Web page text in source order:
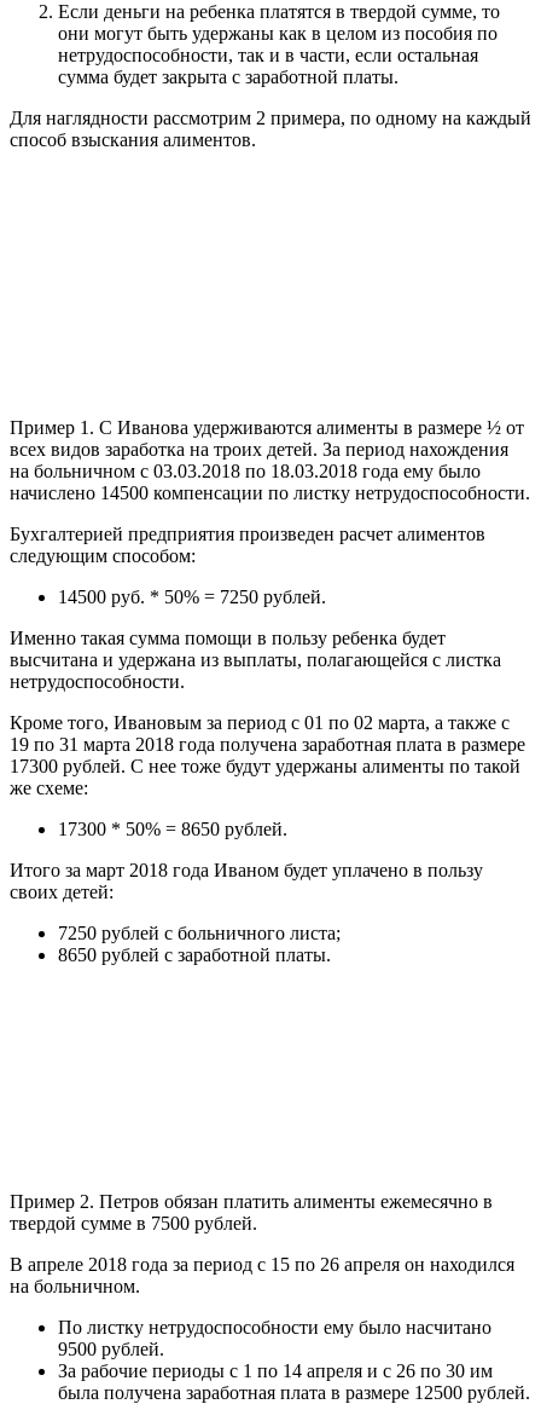
Если деньги на ребенка платятся в твердой сумме, то
они могут быть удержаны как в целом из пособия по
нетрудоспособности, так и в части, если остальная
сумма будет закрыта с заработной платы.
Для наглядности рассмотрим 2 примера, по одному на каждый
способ взыскания алиментов.
Пример 1. С Иванова удерживаются алименты в размере ½ от
всех видов заработка на троих детей. За период нахождения
на больничном с 03.03.2018 по 18.03.2018 года ему было
начислено 14500 компенсации по листку нетрудоспособности.
Бухгалтерией предприятия произведен расчет алиментов
следующим способом:
14500 руб. * 50% = 7250 рублей.
Именно такая сумма помощи в пользу ребенка будет
высчитана и удержана из выплаты, полагающейся с листка
нетрудоспособности.
Кроме того, Ивановым за период с 01 по 02 марта, а также с
19 по 31 марта 2018 года получена заработная плата в размере
17300 рублей. С нее тоже будут удержаны алименты по такой
же схеме:
17300 * 50% = 8650 рублей.
Итого за март 2018 года Иваном будет уплачено в пользу
своих детей:
7250 рублей с больничного листа;
8650 рублей с заработной платы.
Пример 2. Петров обязан платить алименты ежемесячно в
твердой сумме в 7500 рублей.
В апреле 2018 года за период с 15 по 26 апреля он находился
на больничном.
По листку нетрудоспособности ему было насчитано
9500 рублей.
За рабочие периоды с 1 по 14 апреля и с 26 по 30 им
была получена заработная плата в размере 12500 рублей.